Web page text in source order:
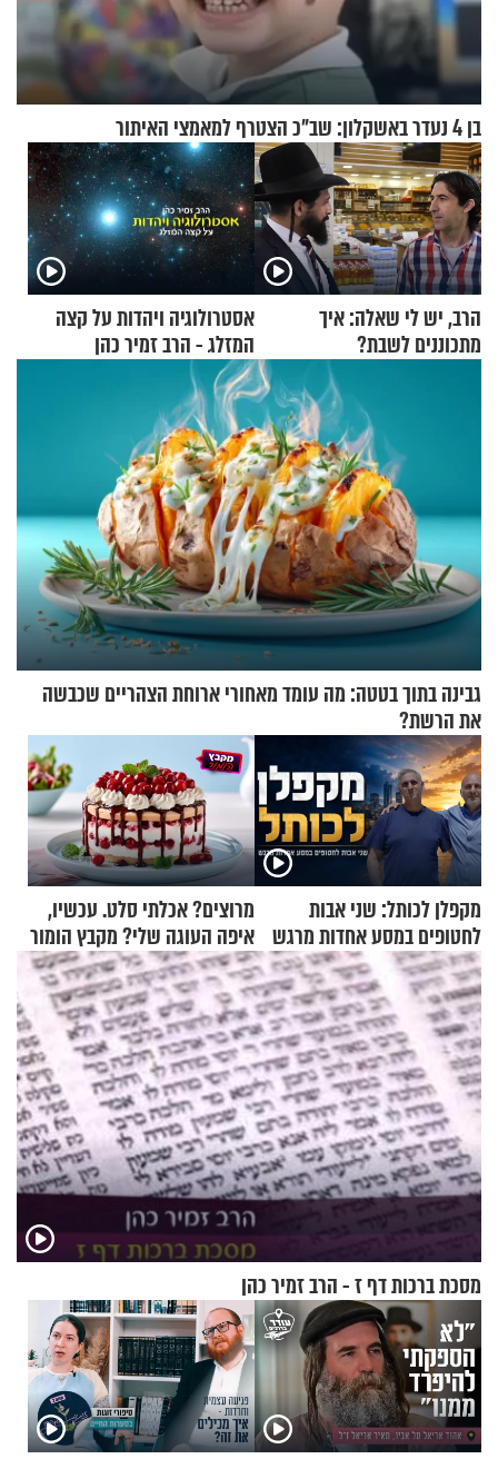
בן 4 נעדר באשקלון: שב"כ הצטרף למאמצי האיתור
הרב, יש לי שאלה: איך
מתכוננים לשבת?
אסטרולוגיה ויהדות על קצה
המזלג - הרב זמיר כהן
גבינה בתוך בטטה: מה עומד מאחורי ארוחת הצהריים שכבשה
את הרשת?
מקפלן לכותל: שני אבות
לחטופים במסע אחדות מרגש
מרוצים? אכלתי סלט. עכשיו,
איפה העוגה שלי? מקבץ הומור
כייפי מספר 1
מסכת ברכות דף ז - הרב זמיר כהן